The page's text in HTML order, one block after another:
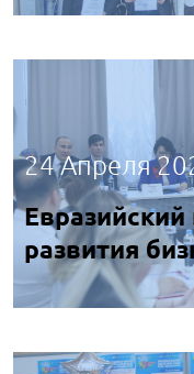
24 Апреля
Евразийский
развития